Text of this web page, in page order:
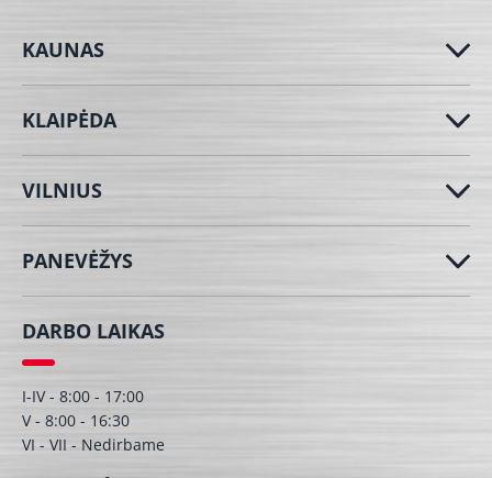
KAUNAS
KLAIPĖDA
VILNIUS
PANEVĖŽYS
DARBO LAIKAS
I-IV - 8:00 - 17:00
V - 8:00 - 16:30
VI - VII - Nedirbame